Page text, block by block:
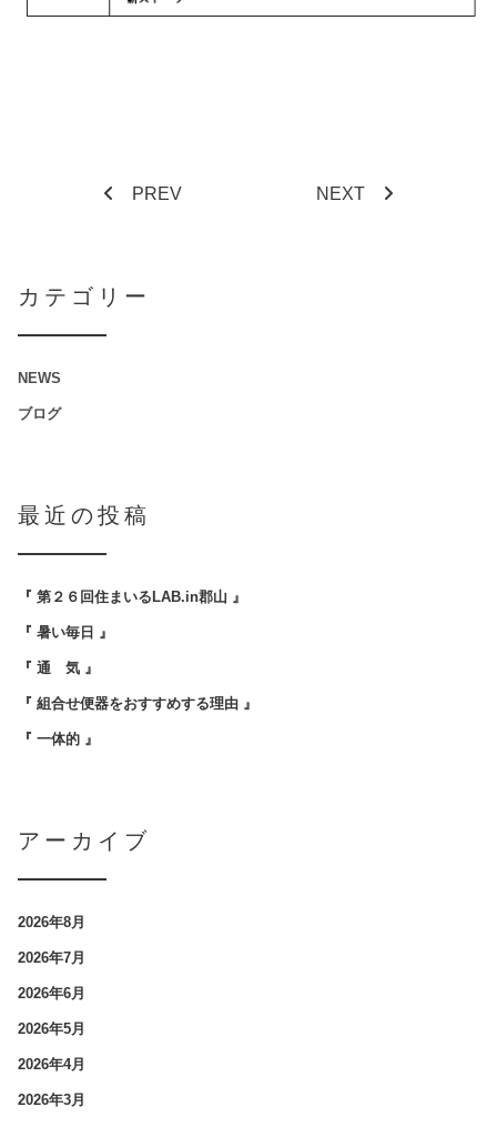
PREV NEXT
カテゴリー
NEWS
ブログ
最近の投稿
『 第２６回住まいるLAB.in郡山 』
『 暑い毎日 』
『 通 気 』
『 組合せ便器をおすすめする理由 』
『 一体的 』
アーカイブ
2026年8月
2026年7月
2026年6月
2026年5月
2026年4月
2026年3月